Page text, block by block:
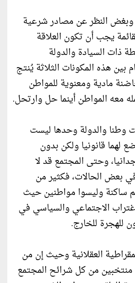
النظر عن مصادر شرعية
يجب أن تكون العلاقة
ذات السيادة والدولة
بين هذه المكونات الثلاثة يُنتج
مادية ومعنوية للمواطن
معه المواطن أينما حل وارتحل.
وطنا والدولة وحدها ليست
لهما قانونيا ولكن بدون
وحتى المجتمع قد لا
بعض الحالات، فكثير من
ساكنة وليسوا مواطنين حيث
الاجتماعي والسياسي في
للهجرة للخارج.
العقلانية وحيث إن من
منتخبين من كل شرائح المجتمع